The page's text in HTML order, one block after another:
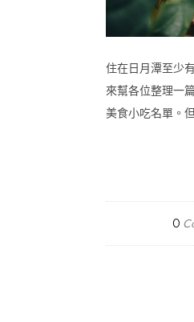
住在日月潭至少
來幫各位整理一
美食小吃名單。
0